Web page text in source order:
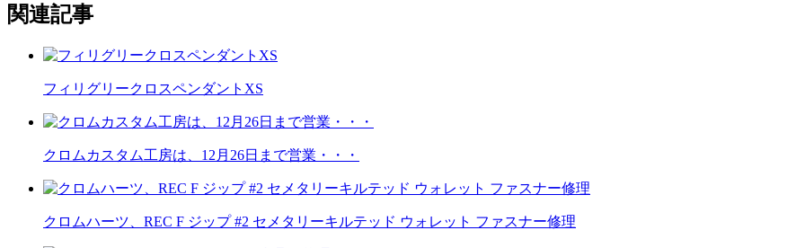
関連記事
フィリグリークロスペンダントXS
クロムカスタム工房は、12月26日まで営業・・・
クロムハーツ、REC F ジップ #2 セメタリーキルテッド ウォレット ファスナー修理